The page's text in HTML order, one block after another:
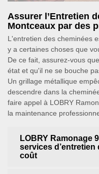
Assurer l’Entretien
Montceaux par des
L'entretien des cheminées
y a certaines choses que
De ce fait, assurez-vous
état et qu'il ne se bouche
Un grillage métallique
descendre dans la
faire appel à LOBRY
la maintenance
LOBRY Ramonage
services
coût